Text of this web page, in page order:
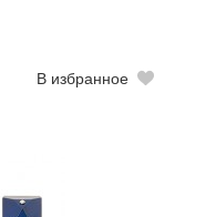
В избранное